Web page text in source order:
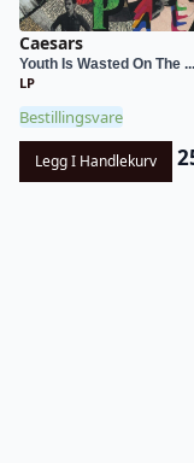
Caesars
Youth Is Wasted On The ...
LP
Bestillingsvare
Legg I Handlekurv